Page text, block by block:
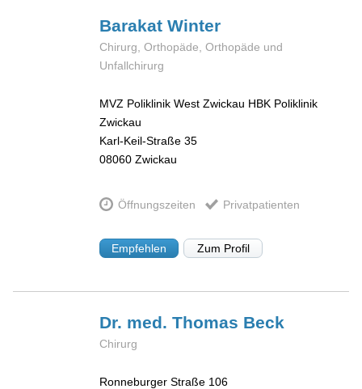
BarakatWinter
Chirurg, Orthopäde, Orthopäde und
Unfallchirurg
MVZ Poliklinik West Zwickau HBK Poliklinik
Zwickau
Karl-Keil-Straße 35
08060 Zwickau
Öffnungszeiten Privatpatienten
Empfehlen Zum Profil
Dr. med. Thomas Beck
Chirurg
Ronneburger Straße 106